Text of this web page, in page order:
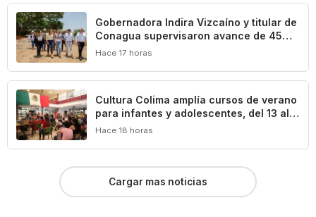
Gobernadora Indira Vizcaíno y titular de
Conagua supervisaron avance de 45%
en la construcción del acueducto ‘Agua
Hace 17 horas
Cultura Colima amplía cursos de verano
para infantes y adolescentes, del 13 al
17 de agosto
Hace 18 horas
Cargar mas noticias